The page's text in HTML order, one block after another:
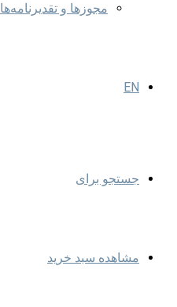
مجوزها و تقدیرنامه‌ها
EN
جستجو برای
مشاهده سبد خرید